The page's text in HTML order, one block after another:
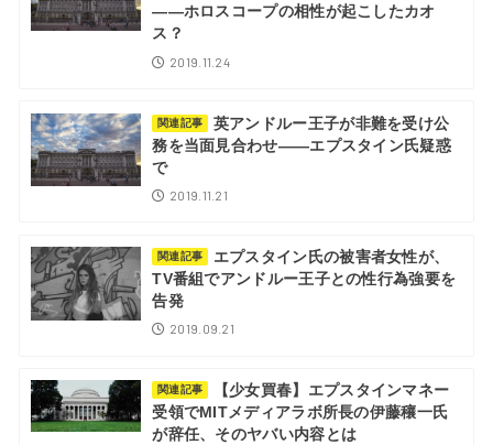
――ホロスコープの相性が起こしたカオ
ス？
2019.11.24
関連記事
英アンドルー王子が非難を受け公
務を当面見合わせ――エプスタイン氏疑惑
で
2019.11.21
関連記事
エプスタイン氏の被害者女性が、
TV番組でアンドルー王子との性行為強要を
告発
2019.09.21
関連記事
【少女買春】エプスタインマネー
受領でMITメディアラボ所長の伊藤穰一氏
が辞任、そのヤバい内容とは